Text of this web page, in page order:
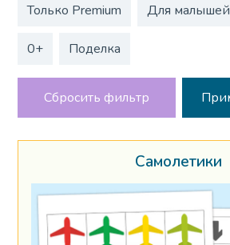
Только Premium Для малышей
0+ Поделка
Сбросить фильтр
Самолетики